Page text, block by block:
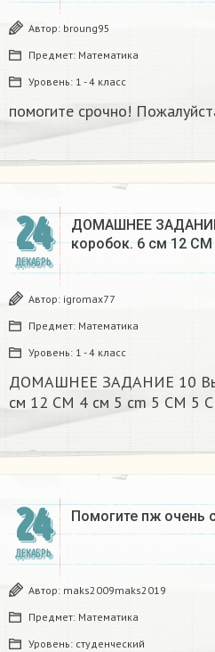
Автор: broung95
Предмет: Математика
Уровень: 1 - 4 класс
помогите срочно!
24
ДЕКАБРЬ
ДОМАШНЕЕ
коробок. 6 см 12
Автор: igromax77
Предмет: Математика
Уровень: 1 - 4 класс
ДОМАШНЕЕ ЗАДАНИЕ 10
см 12 CM 4 см 5 cm 5 CM 5
24
ДЕКАБРЬ
Помогите пж очень
Автор: maks2009maks2019
Предмет: Математика
Уровень: студенческий